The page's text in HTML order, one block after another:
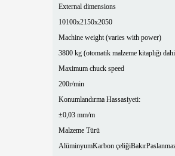
External dimensions
10100x2150x2050
Machine weight (varies with power)
3800 kg (otomatik malzeme kitaplığı
Maximum chuck speed
200r/min
Konumlandırma Hassasiyeti:
±0,03 mm/m
Malzeme Türü
AlüminyumKarbon çeliğiBakır